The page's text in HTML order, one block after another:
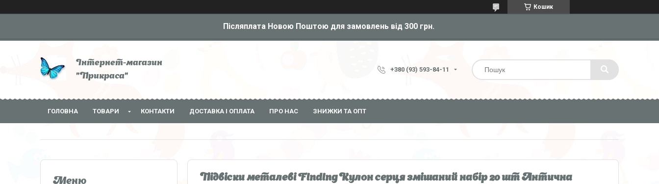
Кошик
Післяплата Новою Поштою для замовлень від 300 грн.
Інтернет-магазин
"Прикраса"
+380 (93) 593-84-11
ГОЛОВНА ТОВАРИ КОНТАКТИ ДОСТАВКА І ОПЛАТА ПРО НАС ЗНИЖКИ ТА ОПТ
Підвіски металеві Finding Кулон серця змішаний набір 20 шт Антична